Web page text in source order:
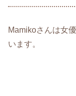
Mamikoさんは女
います。